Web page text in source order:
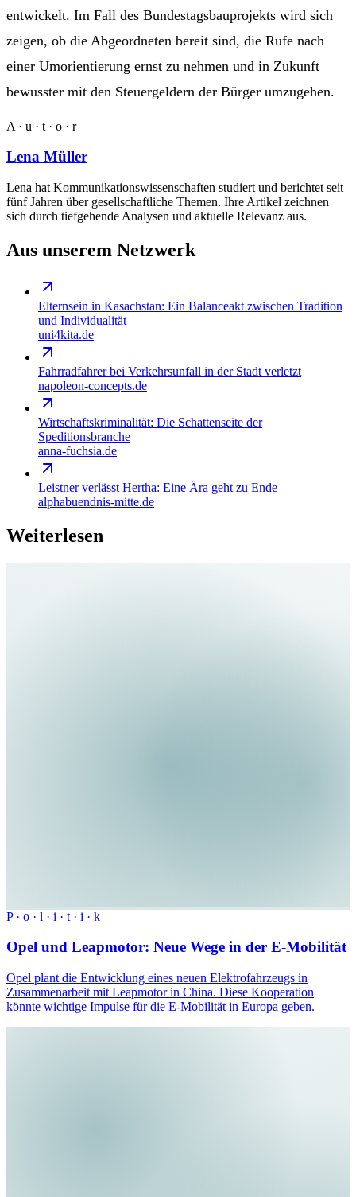
entwickelt. Im Fall des Bundestagsbauprojekts wird sich
zeigen, ob die Abgeordneten bereit sind, die Rufe nach
einer Umorientierung ernst zu nehmen und in Zukunft
bewusster mit den Steuergeldern der Bürger umzugehen.
A · u · t · o · r
Lena Müller
Lena hat Kommunikationswissenschaften studiert und berichtet seit
fünf Jahren über gesellschaftliche Themen. Ihre Artikel zeichnen
sich durch tiefgehende Analysen und aktuelle Relevanz aus.
Aus unserem Netzwerk
Elternsein in Kasachstan: Ein Balanceakt zwischen Tradition
und Individualität
uni4kita.de
Fahrradfahrer bei Verkehrsunfall in der Stadt verletzt
napoleon-concepts.de
Wirtschaftskriminalität: Die Schattenseite der
Speditionsbranche
anna-fuchsia.de
Leistner verlässt Hertha: Eine Ära geht zu Ende
alphabuendnis-mitte.de
Weiterlesen
P · o · l · i · t · i · k
Opel und Leapmotor: Neue Wege in der E-Mobilität
Opel plant die Entwicklung eines neuen Elektrofahrzeugs in
Zusammenarbeit mit Leapmotor in China. Diese Kooperation
könnte wichtige Impulse für die E-Mobilität in Europa geben.